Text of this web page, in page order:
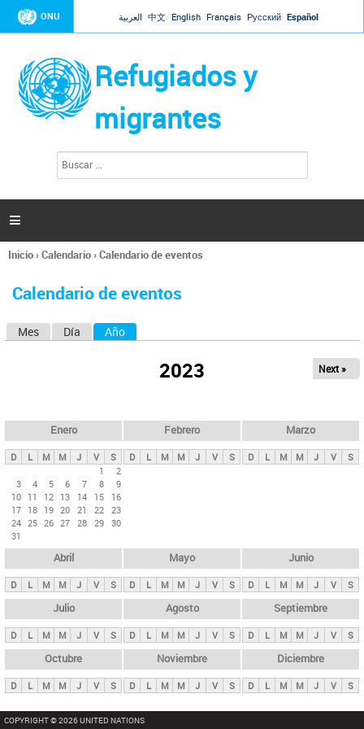
Jump to navigation
ONU العربية 中文 English Français Русский Español
Refugiados y
migrantes
l
d
s

Se
usted
Inicio›Calendario›Calendario de eventos
Calendario de eventos
s
p
n
c
i
p
l
e
s
Mes Día Año
2023 Next »
Enero
D L M M J V
S
1
2
3
4 5 6 7 8
9
10 11 12 13 14 15
16
17 18 19 20 21 22 23
24 25 26 27 28 29 30
31
Febrero
D L M M J V S
Marzo
D L M M J V S
Abril
D L M M J V S
Mayo
D L M M J V S
Junio
D L M M J V S
Julio
D L M M J V S
Agosto
D L M M J V S
Septiembre
D L M M J V S
Octubre
D L M M J V S
Noviembre
D L M M J V S
Diciembre
D L M M J V S
COPYRIGHT © 2026 UNITED NATIONS